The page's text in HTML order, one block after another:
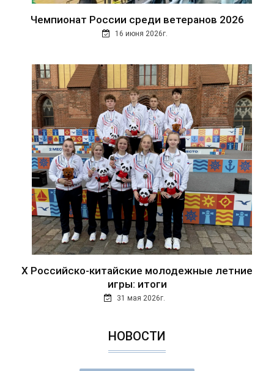
Чемпионат России среди ветеранов 2026
16 июня 2026г.
Х Российско-китайские молодежные летние
игры: итоги
31 мая 2026г.
НОВОСТИ